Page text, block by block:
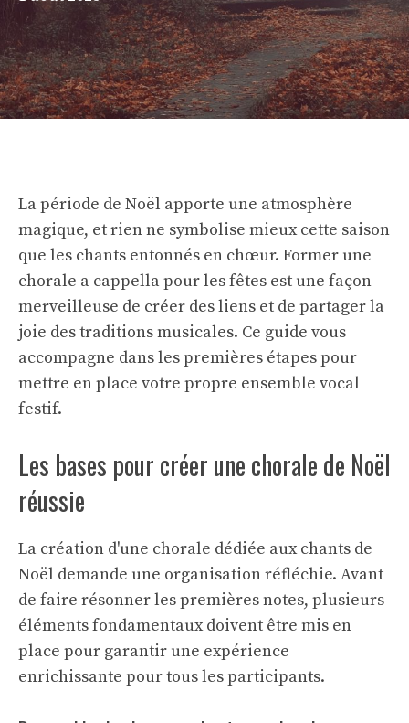
La période de Noël apporte une atmosphère
magique, et rien ne symbolise mieux cette saison
que les chants entonnés en chœur. Former une
chorale a cappella pour les fêtes est une façon
merveilleuse de créer des liens et de partager la
joie des traditions musicales. Ce guide vous
accompagne dans les premières étapes pour
mettre en place votre propre ensemble vocal
festif.
Les bases pour créer une chorale de Noël
réussie
La création d'une chorale dédiée aux chants de
Noël demande une organisation réfléchie. Avant
de faire résonner les premières notes, plusieurs
éléments fondamentaux doivent être mis en
place pour garantir une expérience
enrichissante pour tous les participants.